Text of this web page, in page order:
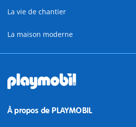
La vie de chantier
La maison moderne
À propos de PLAYMOBIL